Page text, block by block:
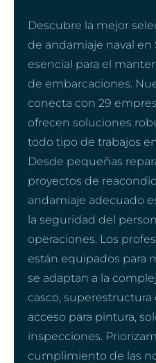
Descubre la mejor
de andamiaje naval en
esencial para el
de embarcaciones.
conecta con 29
ofrecen soluciones
todo tipo de trabajos
Desde pequeñas
proyectos de
andamiaje adecuado
la seguridad del
operaciones. Los
están equipados para
se adaptan a la
casco,
acceso para pintura,
inspecciones.
cumplimiento de las